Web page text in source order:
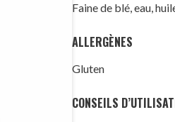
Faine de blé, eau,
ALLERGÈNES
Gluten
CONSEILS